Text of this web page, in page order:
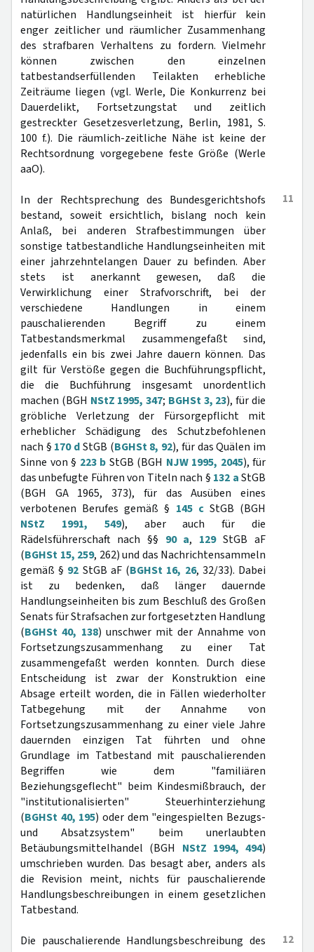
natürlichen Handlungseinheit ist hierfür kein
enger zeitlicher und räumlicher Zusammenhang
des strafbaren Verhaltens zu fordern. Vielmehr
können zwischen den einzelnen
tatbestandserfüllenden Teilakten erhebliche
Zeiträume liegen (vgl. Werle, Die Konkurrenz bei
Dauerdelikt, Fortsetzungstat und zeitlich
gestreckter Gesetzesverletzung, Berlin, 1981, S.
100 f.). Die räumlich-zeitliche Nähe ist keine der
Rechtsordnung vorgegebene feste Größe (Werle
aaO).
11
In der Rechtsprechung des Bundesgerichtshofs
bestand, soweit ersichtlich, bislang noch kein
Anlaß, bei anderen Strafbestimmungen über
sonstige tatbestandliche Handlungseinheiten mit
einer jahrzehntelangen Dauer zu befinden. Aber
stets ist anerkannt gewesen, daß die
Verwirklichung einer Strafvorschrift, bei der
verschiedene Handlungen in einem
pauschalierenden Begriff zu einem
Tatbestandsmerkmal zusammengefaßt sind,
jedenfalls ein bis zwei Jahre dauern können. Das
gilt für Verstöße gegen die Buchführungspflicht,
die die Buchführung insgesamt unordentlich
machen (BGH NStZ 1995, 347; BGHSt 3, 23), für die
gröbliche Verletzung der Fürsorgepflicht mit
erheblicher Schädigung des Schutzbefohlenen
nach § 170 dStGB (BGHSt 8, 92), für das Quälen im
Sinne von § 223 b StGB (BGH NJW 1995, 2045), für
das unbefugte Führen von Titeln nach § 132 aStGB
(BGH GA 1965, 373), für das Ausüben eines
verbotenen Berufes gemäß § 145 cStGB (BGH
NStZ 1991, 549), aber auch für die
Rädelsführerschaft nach §§ 90 a, 129StGB aF
(BGHSt 15, 259, 262) und das Nachrichtensammeln
gemäß § 92 StGB aF (BGHSt 16, 26, 32/33). Dabei
ist zu bedenken, daß länger dauernde
Handlungseinheiten bis zum Beschluß des Großen
Senats für Strafsachen zur fortgesetzten Handlung
(BGHSt 40, 138) unschwer mit der Annahme von
Fortsetzungszusammenhang zu einer Tat
zusammengefaßt werden konnten. Durch diese
Entscheidung ist zwar der Konstruktion eine
Absage erteilt worden, die in Fällen wiederholter
Tatbegehung mit der Annahme von
Fortsetzungszusammenhang zu einer viele Jahre
dauernden einzigen Tat führten und ohne
Grundlage im Tatbestand mit pauschalierenden
Begriffen wie dem "familiären
Beziehungsgeflecht" beim Kindesmißbrauch, der
"institutionalisierten" Steuerhinterziehung
(BGHSt 40, 195) oder dem "eingespielten Bezugs-
und Absatzsystem" beim unerlaubten
Betäubungsmittelhandel (BGH NStZ 1994, 494)
umschrieben wurden. Das besagt aber, anders als
die Revision meint, nichts für pauschalierende
Handlungsbeschreibungen in einem gesetzlichen
Tatbestand.
12
Die pauschalierende Handlungsbeschreibung des